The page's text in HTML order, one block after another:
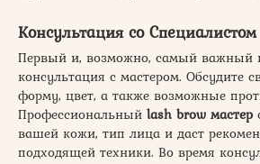
Консультация со Специалистом
Первый и, возможно, самый важный
консультация с мастером. Обсудите
форму, цвет, а также возможные
Профессиональный lash brow мастер
вашей кожи, тип лица и даст
подходящей техники. Во время